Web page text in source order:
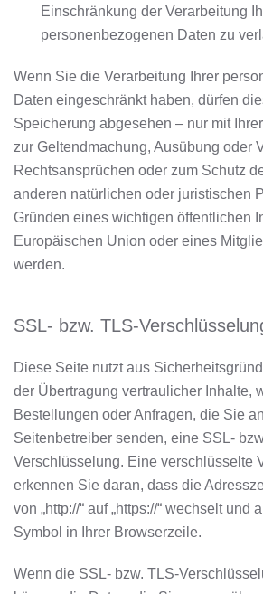
Einschränkung der Verarbeitung
personenbezogenen Daten zu
Wenn Sie die Verarbeitung Ihrer
Daten eingeschränkt haben, dürfen
Speicherung abgesehen – nur mit
zur Geltendmachung, Ausübung oder
Rechtsansprüchen oder zum Schutz
anderen natürlichen oder juristischen
Gründen eines wichtigen öffentlichen
Europäischen Union oder eines
werden.
SSL- bzw. TLS-
Diese Seite nutzt aus
der Übertragung vertraulicher Inhalte,
Bestellungen oder Anfragen, die Sie
Seitenbetreiber senden, eine SSL-
Verschlüsselung. Eine verschlüsselte
erkennen Sie daran, dass die
von „http://“ auf „https://“ wechselt und
Symbol in Ihrer Browserzeile.
Wenn die SSL- bzw. TLS-